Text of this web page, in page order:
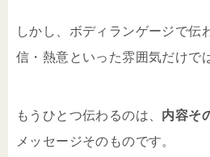
しかし、ボディランゲージで伝
信・熱意といった雰囲気だけで
もうひとつ伝わるのは、 内容そ
メッセージそのものです。